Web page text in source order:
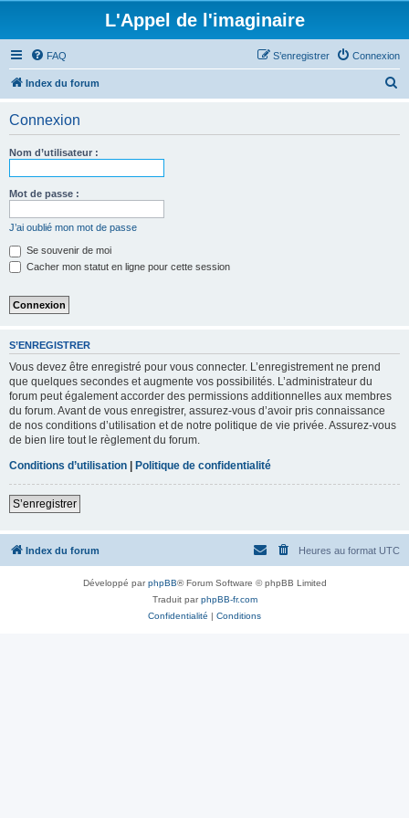
L'Appel de l'imaginaire
FAQ Connexion
S’enregistrer
Index du forum
Connexion
Nom d’utilisateur :
Mot de passe :
J’ai oublié mon mot de passe
Se souvenir de moi
Cacher mon statut en ligne pour cette session
S’ENREGISTRER
Vous devez être enregistré pour vous connecter. L’enregistrement ne prend
que quelques secondes et augmente vos possibilités. L’administrateur du
forum peut également accorder des permissions additionnelles aux membres
du forum. Avant de vous enregistrer, assurez-vous d’avoir pris connaissance
de nos conditions d’utilisation et de notre politique de vie privée. Assurez-vous
de bien lire tout le règlement du forum.
Conditions d’utilisation | Politique de confidentialité
S’enregistrer
Index du forum Heures au format UTC
Développé parphpBB® Forum Software © phpBB Limited
Traduit parphpBB-fr.com
Confidentialité | Conditions